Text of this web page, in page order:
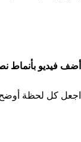
فيديو بأنماط
كل لحظة أوضح